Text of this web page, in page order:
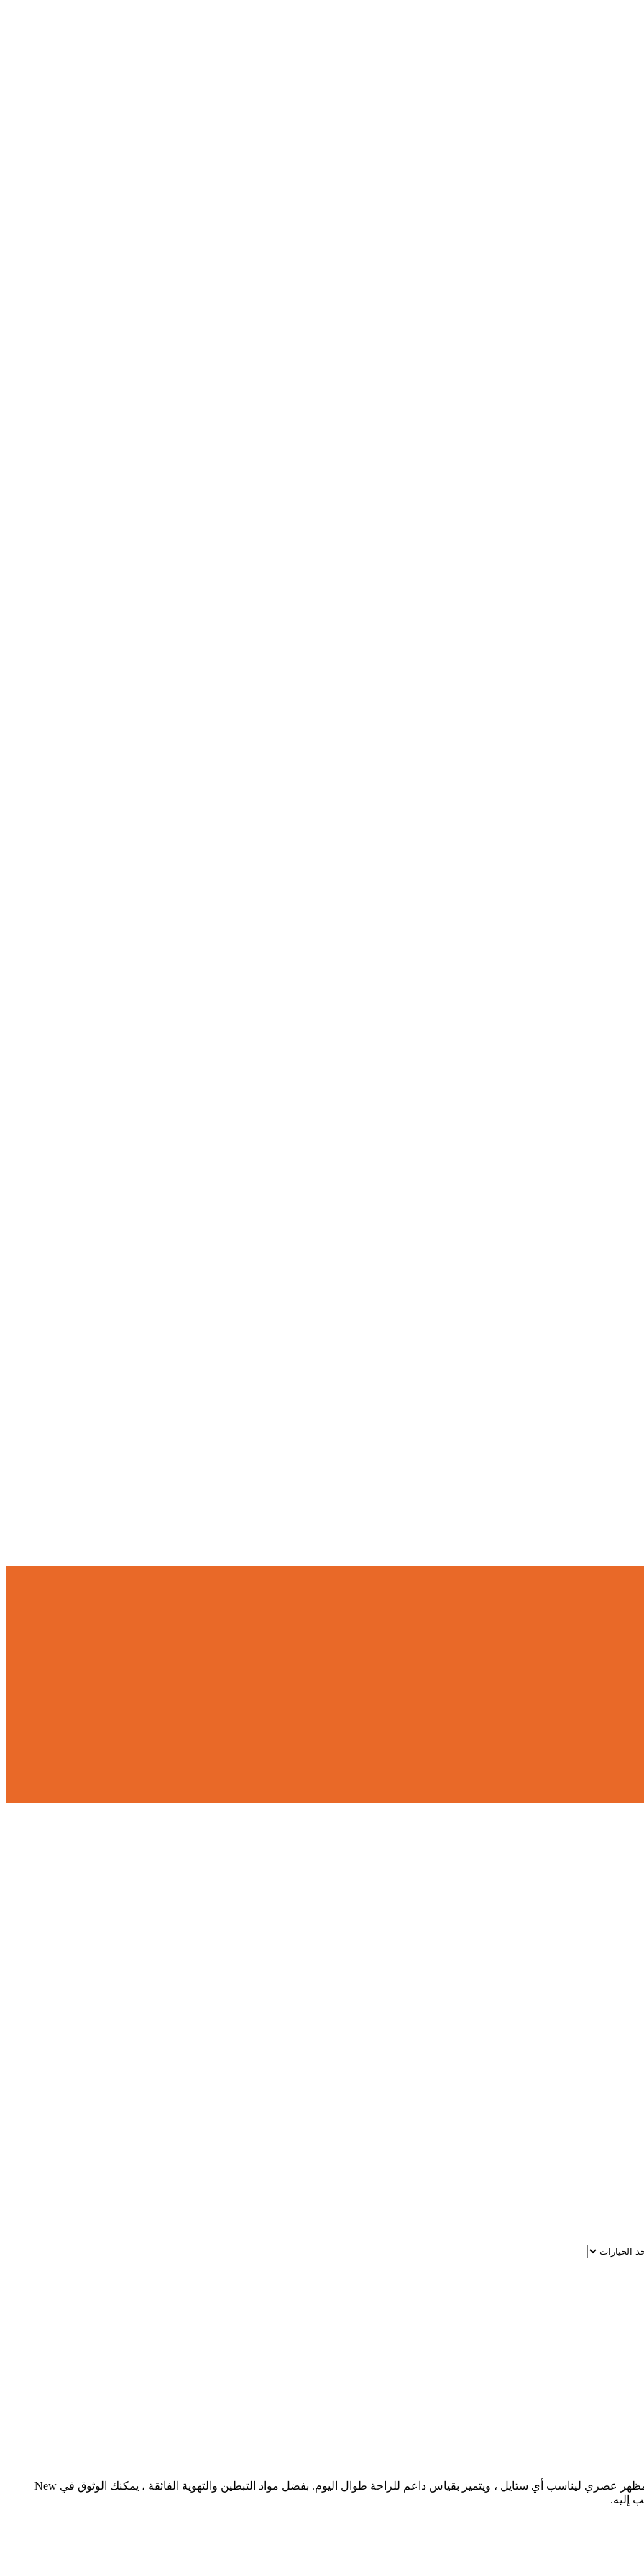
ادخل إلى الراحة والأناقة مع توازن جديد نيو بلانس . صُمم هذا الحذاء بمظهر عصري ليناسب أي ستايل ، ويتميز بقياس داعم للراحة طوال اليوم. بفضل مواد التبطين والتهوية الفائقة ، يمكنك الوثوق في New